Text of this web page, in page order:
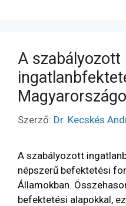
A szabályozott
Szerző: Dr. Kecskés
A szabályozott
népszerű befektetési
Államokban.
befektetési alapokkal,